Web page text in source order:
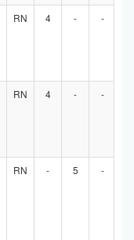
RN 4 - -
RN 4 - -
RN - 5 -